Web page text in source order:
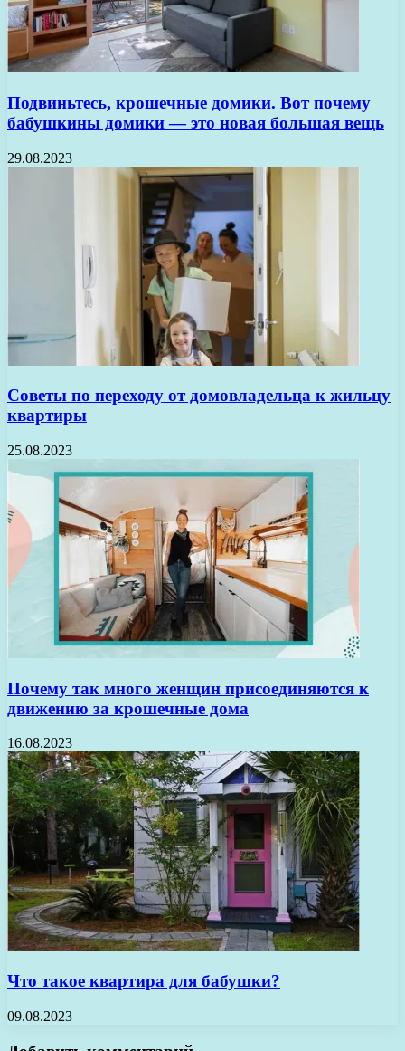
Подвиньтесь, крошечные домики. Вот почему
бабушкины домики — это новая большая вещь
29.08.2023
Советы по переходу от домовладельца к жильцу
квартиры
25.08.2023
Почему так много женщин присоединяются к
движению за крошечные дома
16.08.2023
Что такое квартира для бабушки?
09.08.2023